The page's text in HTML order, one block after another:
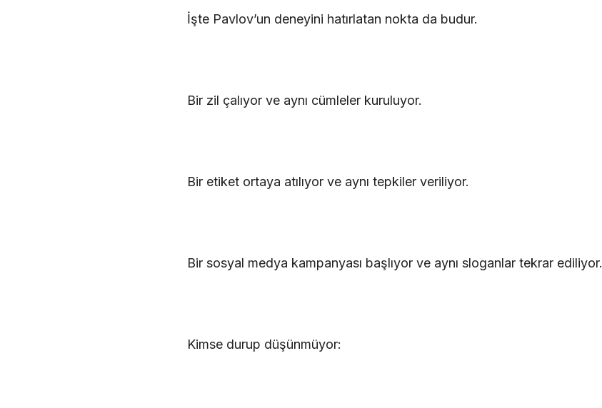
İşte Pavlov’un deneyini hatırlatan nokta da budur.
Bir zil çalıyor ve aynı cümleler kuruluyor.
Bir etiket ortaya atılıyor ve aynı tepkiler veriliyor.
Bir sosyal medya kampanyası başlıyor ve aynı sloganlar tekrar ediliyor.
Kimse durup düşünmüyor: